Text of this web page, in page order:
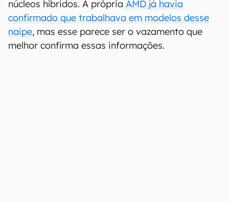
núcleos híbridos. A própria AMD já havia
confirmado que trabalhava em modelos desse
naipe, mas esse parece ser o vazamento que
melhor confirma essas informações.